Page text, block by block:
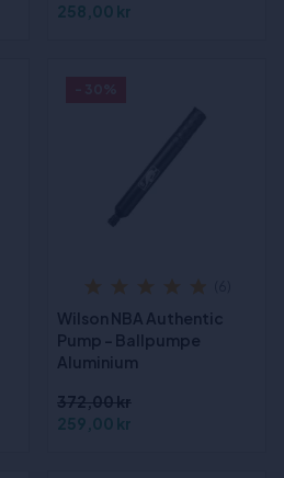
258,00 kr
Wilson NBA Authentic
Pump - Ballpumpe
Aluminium
372,00 kr
259,00 kr